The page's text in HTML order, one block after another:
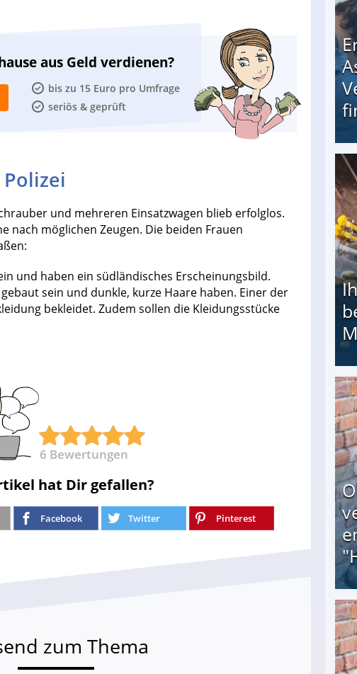
aus Geld verdienen?
bis zu 15 Euro pro Umfrage
seriös & geprüft
und mehreren Einsatzwagen blieb erfolglos.
nach möglichen Zeugen. Die beiden Frauen
und haben ein südländisches Erscheinungsbild.
sein und dunkle, kurze Haare haben. Einer der
bekleidet. Zudem sollen die Kleidungsstücke
6 Bewertungen
hat Dir gefallen?
Facebook Twitter Pinterest
zum Thema
Erschreckend: Asylbewerber treiben Vermieter
Ihr Kind kam schwer behindert zur Welt: Suff-
Obdachloser (58) verzweifelt: Unbekannte